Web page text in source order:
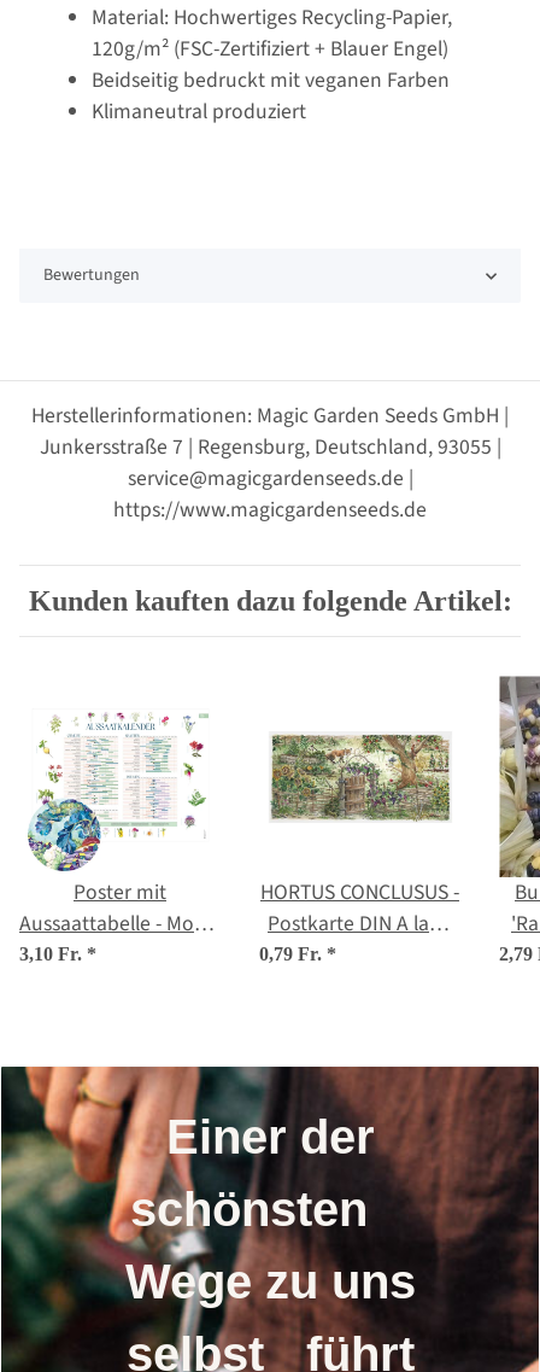
Material: Hochwertiges Recycling-Papier,
120g/m² (FSC-Zertifiziert + Blauer Engel)
Beidseitig bedruckt mit veganen Farben
Klimaneutral produziert
Bewertungen
Herstellerinformationen: Magic Garden Seeds GmbH |
Junkersstraße 7 | Regensburg, Deutschland, 93055 |
service@magicgardenseeds.de |
https://www.magicgardenseeds.de
Kunden kauften dazu folgende Artikel:
Poster mit
Aussaattabelle - Motiv:
Bunter
3,10 Fr. *
HORTUS CONCLUSUS -
Postkarte DIN A lang
(10,5 x 21 cm)
0,79 Fr. *
Einer der
schönsten
Wege zu uns
selbst führt